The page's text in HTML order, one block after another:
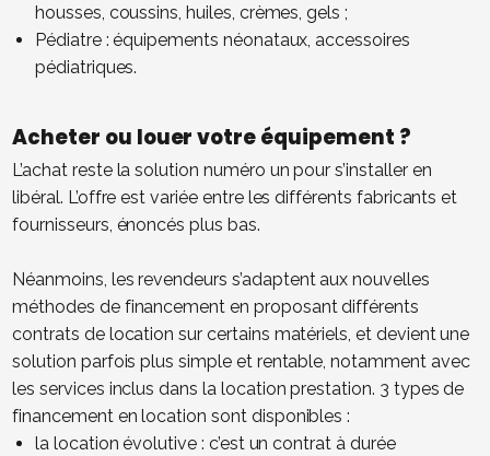
housses, coussins, huiles, crèmes, gels ;
Pédiatre : équipements néonataux, accessoires
pédiatriques.
Acheter ou louer votre équipement ?
L’achat reste la solution numéro un pour s’installer en
libéral. L’offre est variée entre les différents fabricants et
fournisseurs, énoncés plus bas.
Néanmoins, les revendeurs s’adaptent aux nouvelles
méthodes de financement en proposant différents
contrats de location sur certains matériels, et devient une
solution parfois plus simple et rentable, notamment avec
les services inclus dans la location prestation. 3 types de
financement en location sont disponibles :
la location évolutive : c’est un contrat à durée